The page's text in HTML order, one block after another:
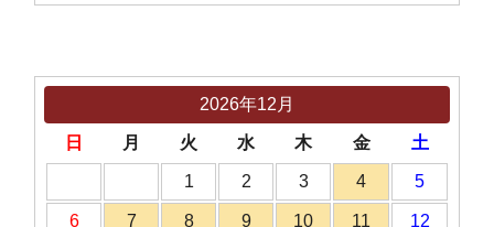
2026年12月
日 月 火 水 木 金 土
1 2 3 4 5
6 7 8 9 10 11 12